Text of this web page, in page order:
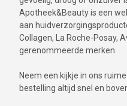
Apotheek&Beauty is een
aan
Collagen, La Roche-Posay,
gerenommeerde merken.
Neem een kijkje in ons
bestelling altijd snel en